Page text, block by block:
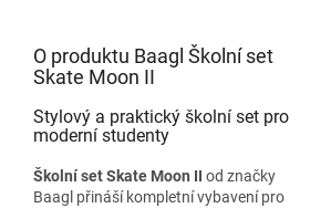
O produktu Baagl Školní set
Skate Moon II
Stylový a praktický školní set pro
moderní studenty
Školní set Skate Moon II od značky
Baagl přináší kompletní vybavení pro